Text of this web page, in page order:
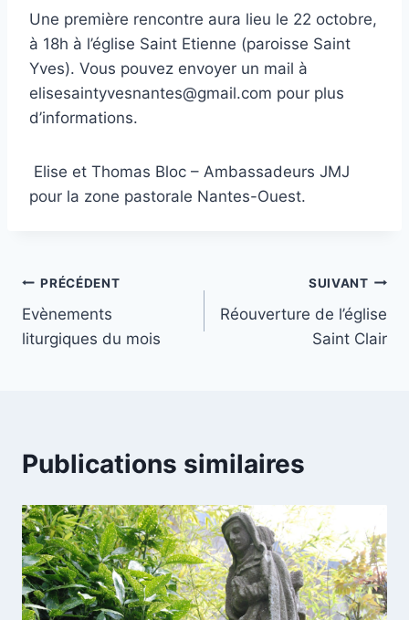
Une première rencontre aura lieu le 22 octobre,
à 18h à l’église Saint Etienne (paroisse Saint
Yves). Vous pouvez envoyer un mail à
elisesaintyvesnantes@gmail.com pour plus
d’informations.
Elise et Thomas Bloc – Ambassadeurs JMJ
pour la zone pastorale Nantes-Ouest.
Navigation
de
PRÉCÉDENT
Evènements
liturgiques du mois
SUIVANT
Réouverture de l’église
Saint Clair
Publications similaires